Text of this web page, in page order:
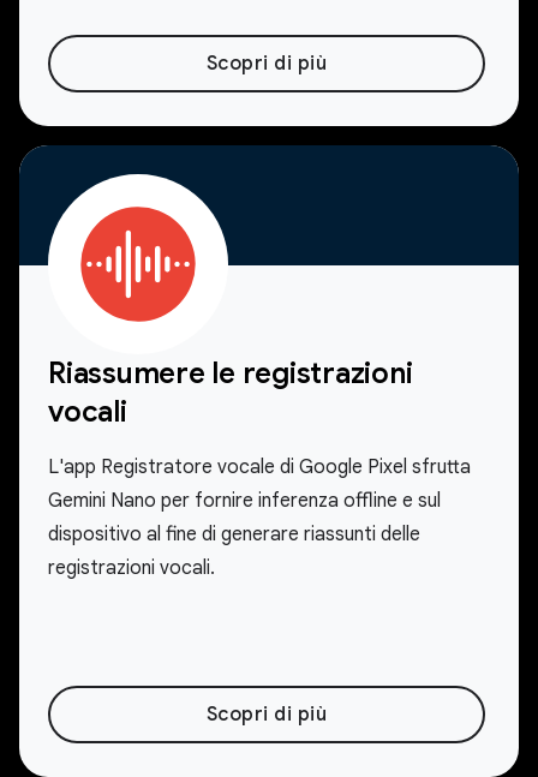
Scopri di più
Riassumere le registrazioni
vocali
L'app Registratore vocale di Google Pixel sfrutta
Gemini Nano per fornire inferenza offline e sul
dispositivo al fine di generare riassunti delle
registrazioni vocali.
Scopri di più